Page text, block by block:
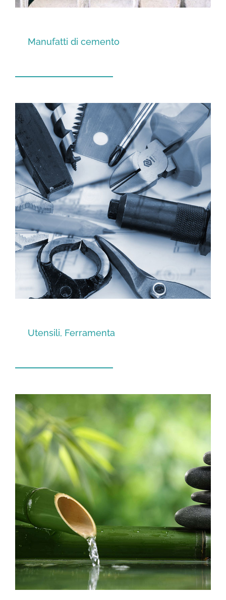
Manufatti di cemento
Utensili, Ferramenta